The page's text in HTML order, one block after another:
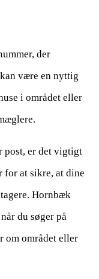
der
være en nyttig
i området eller
post, er det vigtigt
for at sikre, at dine
Hornbæk
du søger på
om området eller